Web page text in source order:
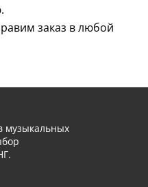
заказ в любой
музыкальных